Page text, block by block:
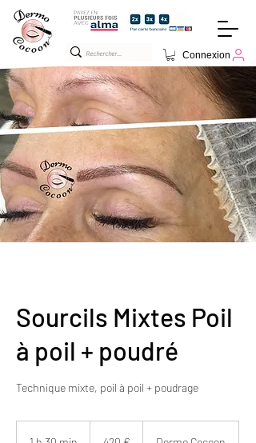
Connexion
Sourcils Mixtes Poil
à poil + poudré
Technique mixte, poil à poil + poudrage